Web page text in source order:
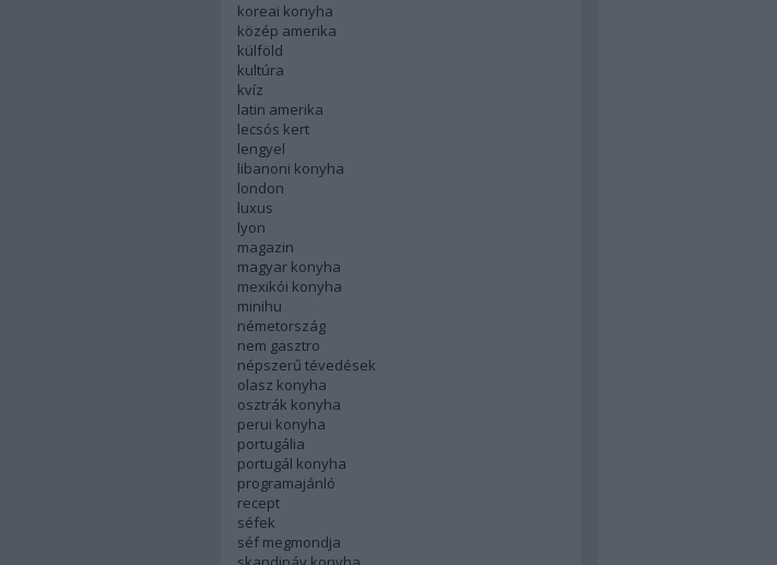
koreai konyha
közép amerika
külföld
kultúra
kvíz
latin amerika
lecsós kert
lengyel
libanoni konyha
london
luxus
lyon
magazin
magyar konyha
mexikói konyha
minihu
németország
nem gasztro
népszerű tévedések
olasz konyha
osztrák konyha
perui konyha
portugália
portugál konyha
programajánló
recept
séfek
séf megmondja